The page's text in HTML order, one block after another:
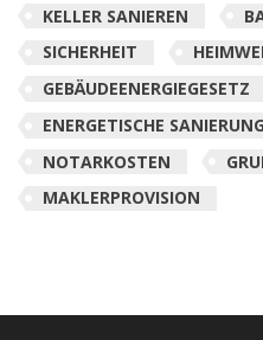
KELLER SANIEREN
SICHERHEIT
GEBÄUDEENERGIEGESETZ
ENERGETISCHE SANIERUNG
NOTARKOSTEN
MAKLERPROVISION